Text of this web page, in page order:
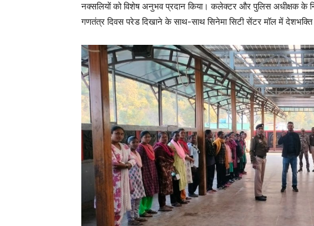
नक्सलियों को विशेष अनुभव प्रदान किया। कलेक्टर और पुलिस अधीक्षक के
गणतंत्र दिवस परेड दिखाने के साथ-साथ सिनेमा सिटी सेंटर मॉल में देशभक्ति